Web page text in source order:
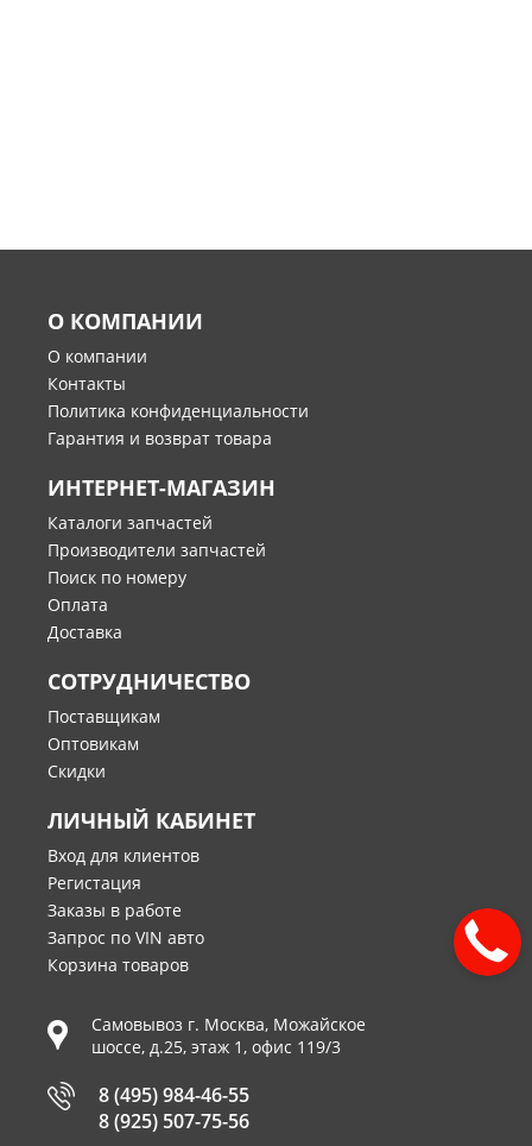
О КОМПАНИИ
О компании
Контакты
Политика конфиденциальности
Гарантия и возврат товара
ИНТЕРНЕТ-МАГАЗИН
Каталоги запчастей
Производители запчастей
Поиск по номеру
Оплата
Доставка
СОТРУДНИЧЕСТВО
Поставщикам
Оптовикам
Скидки
ЛИЧНЫЙ КАБИНЕТ
Вход для клиентов
Регистация
Заказы в работе
Запрос по VIN авто
Корзина товаров
Самовывоз г. Москва, Можайское
шоссе, д.25, этаж 1, офис 119/3
8 (495) 984-46-55
8 (925) 507-75-56